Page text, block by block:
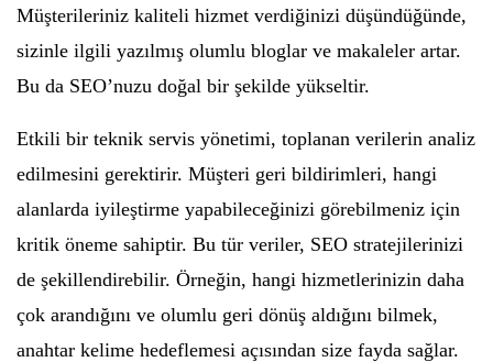
Müşterileriniz kaliteli hizmet verdiğinizi düşündüğünde,
sizinle ilgili yazılmış olumlu bloglar ve makaleler artar.
Bu da SEO’nuzu doğal bir şekilde yükseltir.
Etkili bir teknik servis yönetimi, toplanan verilerin analiz
edilmesini gerektirir. Müşteri geri bildirimleri, hangi
alanlarda iyileştirme yapabileceğinizi görebilmeniz için
kritik öneme sahiptir. Bu tür veriler, SEO stratejilerinizi
de şekillendirebilir. Örneğin, hangi hizmetlerinizin daha
çok arandığını ve olumlu geri dönüş aldığını bilmek,
anahtar kelime hedeflemesi açısından size fayda sağlar.